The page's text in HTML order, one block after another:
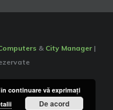
& City Manager|
continuare vă exprimaţi
De acord